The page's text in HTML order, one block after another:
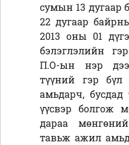
сумын 13 дугаар
22 дугаар
2013 оны 01
бэлэглэлийн
П.О-ын нэр
түүний гэр
амьдарч, бусдад
үүсвэр болгож
дараа
тавьж ажил